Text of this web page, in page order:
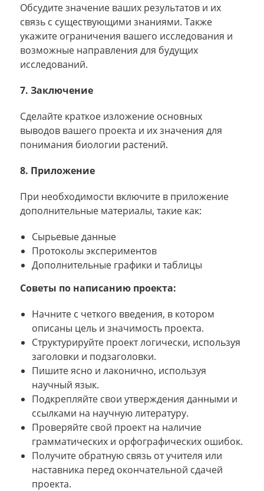
Обсудите значение ваших результатов и их
связь с существующими знаниями. Также
укажите ограничения вашего исследования и
возможные направления для будущих
исследований.
7. Заключение
Сделайте краткое изложение основных
выводов вашего проекта и их значения для
понимания биологии растений.
8. Приложение
При необходимости включите в приложение
дополнительные материалы, такие как:
Сырьевые данные
Протоколы экспериментов
Дополнительные графики и таблицы
Советы по написанию проекта:
Начните с четкого введения, в котором
описаны цель и значимость проекта.
Структурируйте проект логически, используя
заголовки и подзаголовки.
Пишите ясно и лаконично, используя
научный язык.
Подкрепляйте свои утверждения данными и
ссылками на научную литературу.
Проверяйте свой проект на наличие
грамматических и орфографических ошибок.
Получите обратную связь от учителя или
наставника перед окончательной сдачей
проекта.